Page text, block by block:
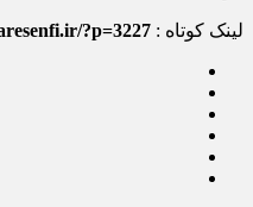
لینک کوتاه : ?p=3227